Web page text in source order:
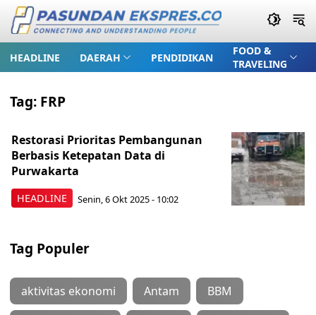
HEADLINE DAERAH PENDIDIKAN
FOOD &
TRAVELING
Tag: FRP
HEADLINE
Restorasi Prioritas Pembangunan
Berbasis Ketepatan Data di
Purwakarta
Senin, 6 Okt 2025 - 10:02
Tag Populer
aktivitas ekonomi Antam BBM